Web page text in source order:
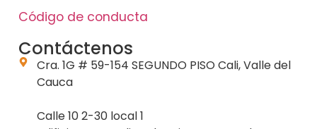
Código de conducta
Contáctenos
Cra. 1G # 59-154 SEGUNDO PISO Cali, Valle del
Cauca
Calle 10 2-30 local 1